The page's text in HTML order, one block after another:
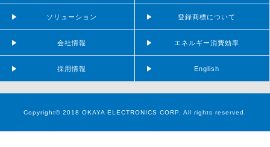
ソリューション
会社情報
採用情報
登録商標について
エネルギー消費効率
English
Copyright© 2018 OKAYA ELECTRONICS CORP, All rights reserved.